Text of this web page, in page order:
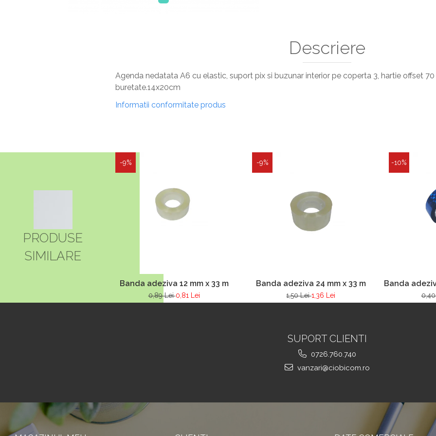
Descriere
Agenda nedatata A6 cu elastic, suport pix si buzunar interior pe coperta 3, hartie offset
buretate.14x20cm
Informatii conformitate produs
PRODUSE
SIMILARE
-9%
Banda adeziva 12 mm x 33 m
0,89 Lei0,81 Lei
-9%
Banda adeziva 24 mm x 33 m
1,50 Lei1,36 Lei
-10%
Banda
SUPORT CLIENTI
0726.760.740
vanzari@ciobicom.ro